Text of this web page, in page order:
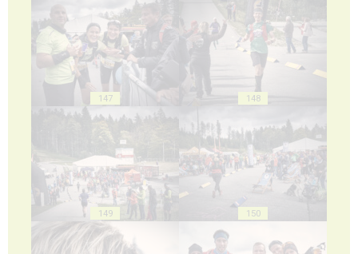
147 148
149 150